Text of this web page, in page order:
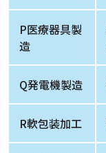
P医療器具製
造
Q発電機製造
R軟包装加工